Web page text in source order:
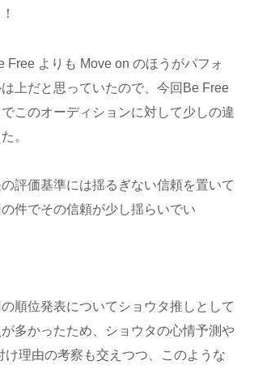
Free よりも Move on のほうがパフォ
上だと思っていたので、今回Be Free
このオーディションに対して少しの違
。
評価基準には揺るぎない信頼を置いて
件でその信頼が少し揺らいでい
順位発表についてショウタ推しとして
多かったため、ショウタの心情予測や
け理由の考察も交えつつ、このような